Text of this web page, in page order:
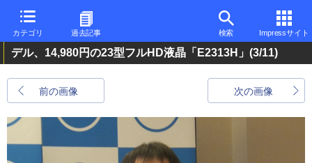
カテゴリ 過去記事 検索 Impressサイト
デル、14,980円の23型フルHD液晶「E2313H」 (3/11)
前の画像 次の画像